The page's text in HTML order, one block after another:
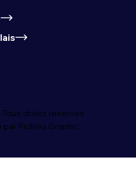
droits réservés
Pickles Graphic.